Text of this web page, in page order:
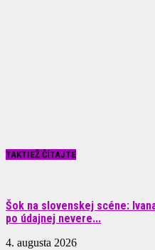
TAKTIEŽ ČÍTAJTE
Šok na slovenskej scéne:
po údajnej nevere...
4. augusta 2026